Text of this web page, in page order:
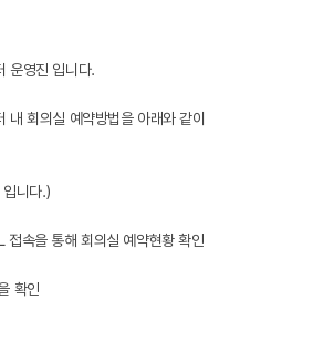
운영진 입니다.
내 회의실 예약방법을 아래와 같이
니다.)
접속을 통해 회의실 예약현황 확인
확인